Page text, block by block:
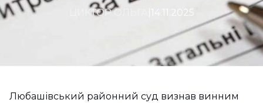
ЦИКТОР ОЛЬГА 14.11.2025
Любашівський районний суд визнав винним